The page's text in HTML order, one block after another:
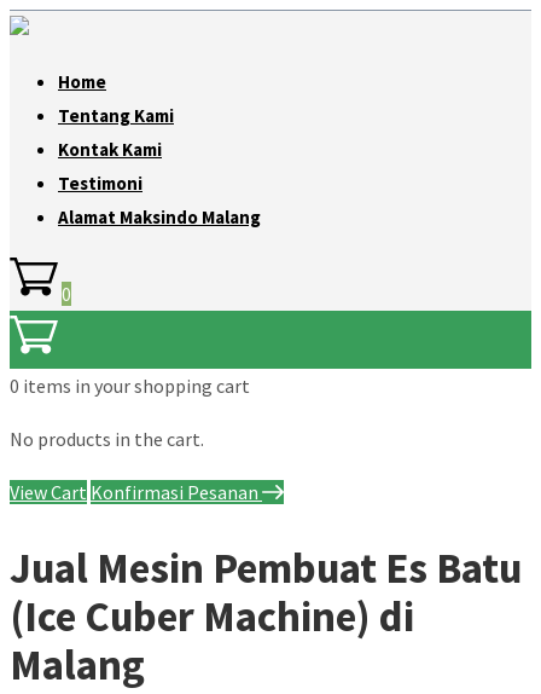
Home
Tentang Kami
Kontak Kami
Testimoni
Alamat Maksindo Malang
0
0 items in your shopping cart
No products in the cart.
View Cart Konfirmasi Pesanan
Jual Mesin Pembuat Es Batu
(Ice Cuber Machine) di
Malang